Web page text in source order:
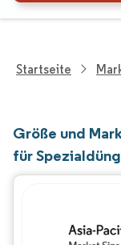
Startseite
Größe und
für